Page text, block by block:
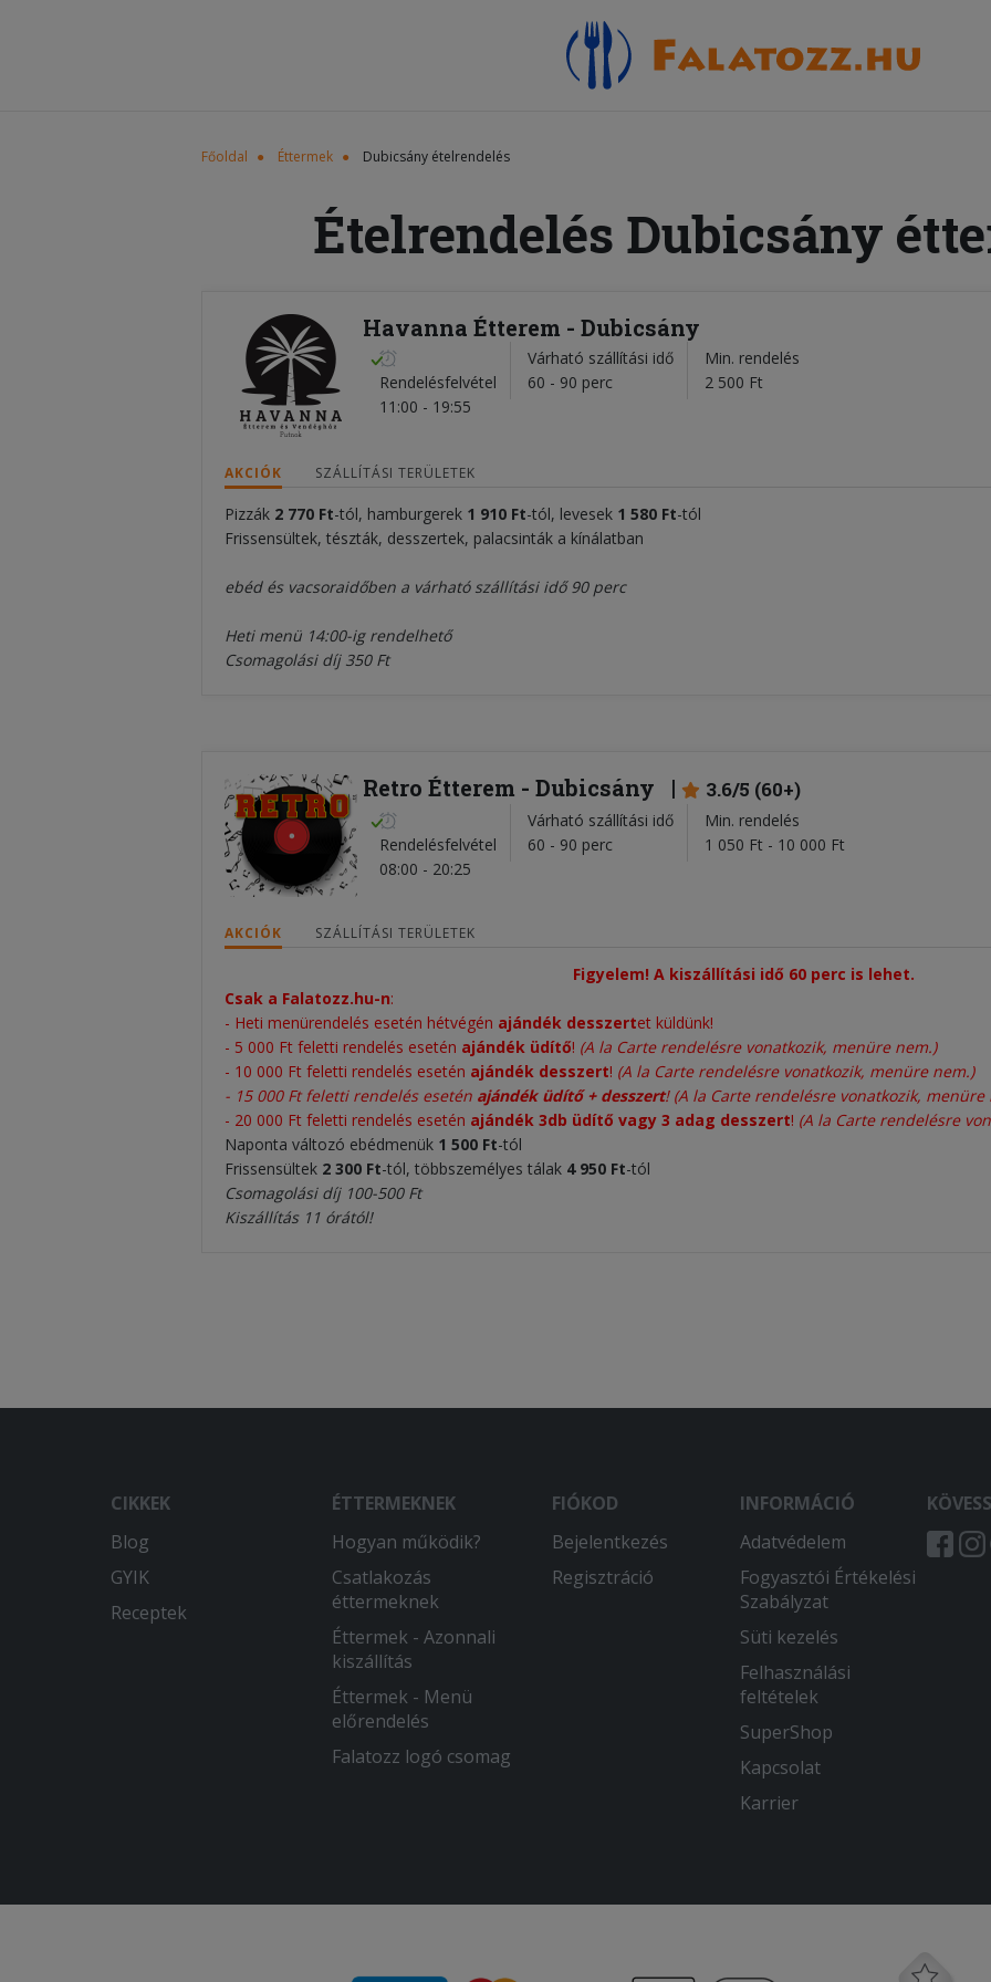
Főoldal Éttermek Dubicsány ételrendelés
Ételrendelés Dubicsány
Havanna Étterem - Dubicsány
Rendelésfelvétel
11:00 - 19:55
Várható szállítási idő
60 - 90 perc
Min. rendelés
2 500 Ft
AKCIÓK SZÁLLÍTÁSI TERÜLETEK
Pizzák 2 770 Ft-tól, hamburgerek 1 910 Ft-tól, levesek 1 580 Ft-tól
Frissensültek, tészták, desszertek, palacsinták a kínálatban
ebéd és vacsoraidőben a várható szállítási idő 90 perc
Heti menü 14:00-ig rendelhető
Csomagolási díj 350 Ft
Retro Étterem - Dubicsány 3.6/5 (60+)
Rendelésfelvétel
08:00 - 20:25
Várható szállítási idő
60 - 90 perc
Min. rendelés
1 050 Ft - 10 000 Ft
AKCIÓK SZÁLLÍTÁSI TERÜLETEK
Figyelem! A kiszállítási idő 60 perc is lehet.
Csak a Falatozz.hu-n:
- Heti menürendelés esetén hétvégén ajándék desszertet küldünk!
- 5 000 Ft feletti rendelés esetén ajándék üdítő! (A la Carte rendelésre vonatkozik, menüre nem.)
- 10 000 Ft feletti rendelés esetén ajándék desszert! (A la Carte rendelésre vonatkozik, menüre nem.)
- 15 000 Ft feletti rendelés esetén ajándék üdítő + desszert!(A la Carte rendelésre vonatkozik, menüre
- 20 000 Ft feletti rendelés esetén ajándék 3db üdítő vagy 3 adag desszert! (A la Carte rendelésre
Naponta változó ebédmenük 1 500 Ft-tól
Frissensültek 2 300 Ft-tól, többszemélyes tálak 4 950 Ft-tól
Csomagolási díj 100-500 Ft
Kiszállítás 11 órától!
CIKKEK
Blog
GYIK
Receptek
ÉTTERMEKNEK
Hogyan működik?
Csatlakozás
éttermeknek
Éttermek - Azonnali
kiszállítás
Éttermek - Menü
előrendelés
Falatozz logó csomag
FIÓKOD
Bejelentkezés
Regisztráció
INFORMÁCIÓ
Adatvédelem
Fogyasztói Értékelési
Szabályzat
Süti kezelés
Felhasználási
feltételek
SuperShop
Kapcsolat
Karrier